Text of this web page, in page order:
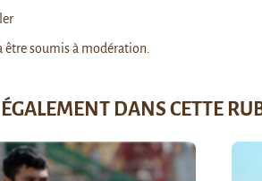
soumis à modération.
DANS CETTE